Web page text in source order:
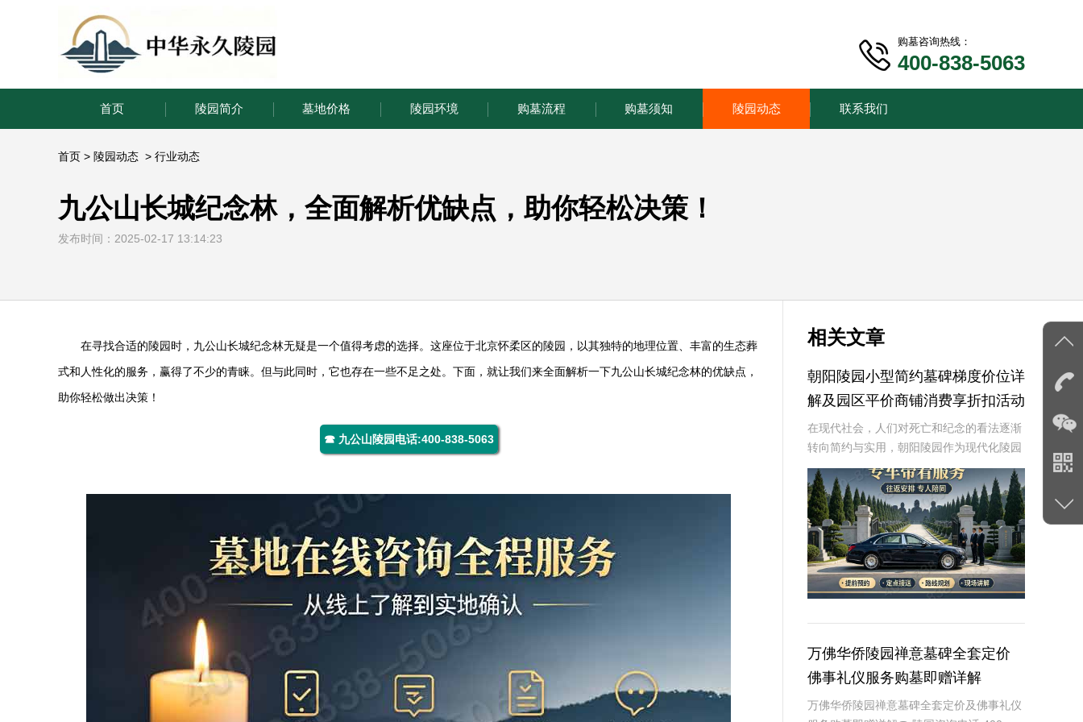
购墓咨询热线：
400-838-5063
首页 陵园简介 墓地价格 陵园环境 购墓流程 购墓须知 陵园动态 联系我们
首页 > 陵园动态 > 行业动态
九公山长城纪念林，全面解析优缺点，助你轻松决策！
发布时间：2025-02-17 13:14:23
‌在寻找合适的陵园时， 九公山长城纪念林无疑是一个值得考虑的选择。这座位于北京怀柔区的陵园，以其独特的地理位置、丰富的生态葬
式和人性化的服务，赢得了不少的青睐。但与此同时，它也存在一些不足之处。下面，就让我们来全面解析一下九公山长城纪念林的优缺点，
助你轻松做出决策！
☎ 九公山陵园电话:400-838-5063
相关文章
朝阳陵园小型简约墓碑梯度价位详
解及园区平价商铺消费享折扣活动
详解
在现代社会，人们对死亡和纪念的看法逐渐
转向简约与实用，朝阳陵园作为现代化陵园
的代表，提供了多样化的选择，包括小型简
约墓碑和梯度价位，以满足不同消费者的需
求。本文将详细介绍朝阳陵园小型简约墓碑
的价位梯度
万佛华侨陵园禅意墓碑全套定价
佛事礼仪服务购墓即赠详解
万佛华侨陵园禅意墓碑全套定价及佛事礼仪